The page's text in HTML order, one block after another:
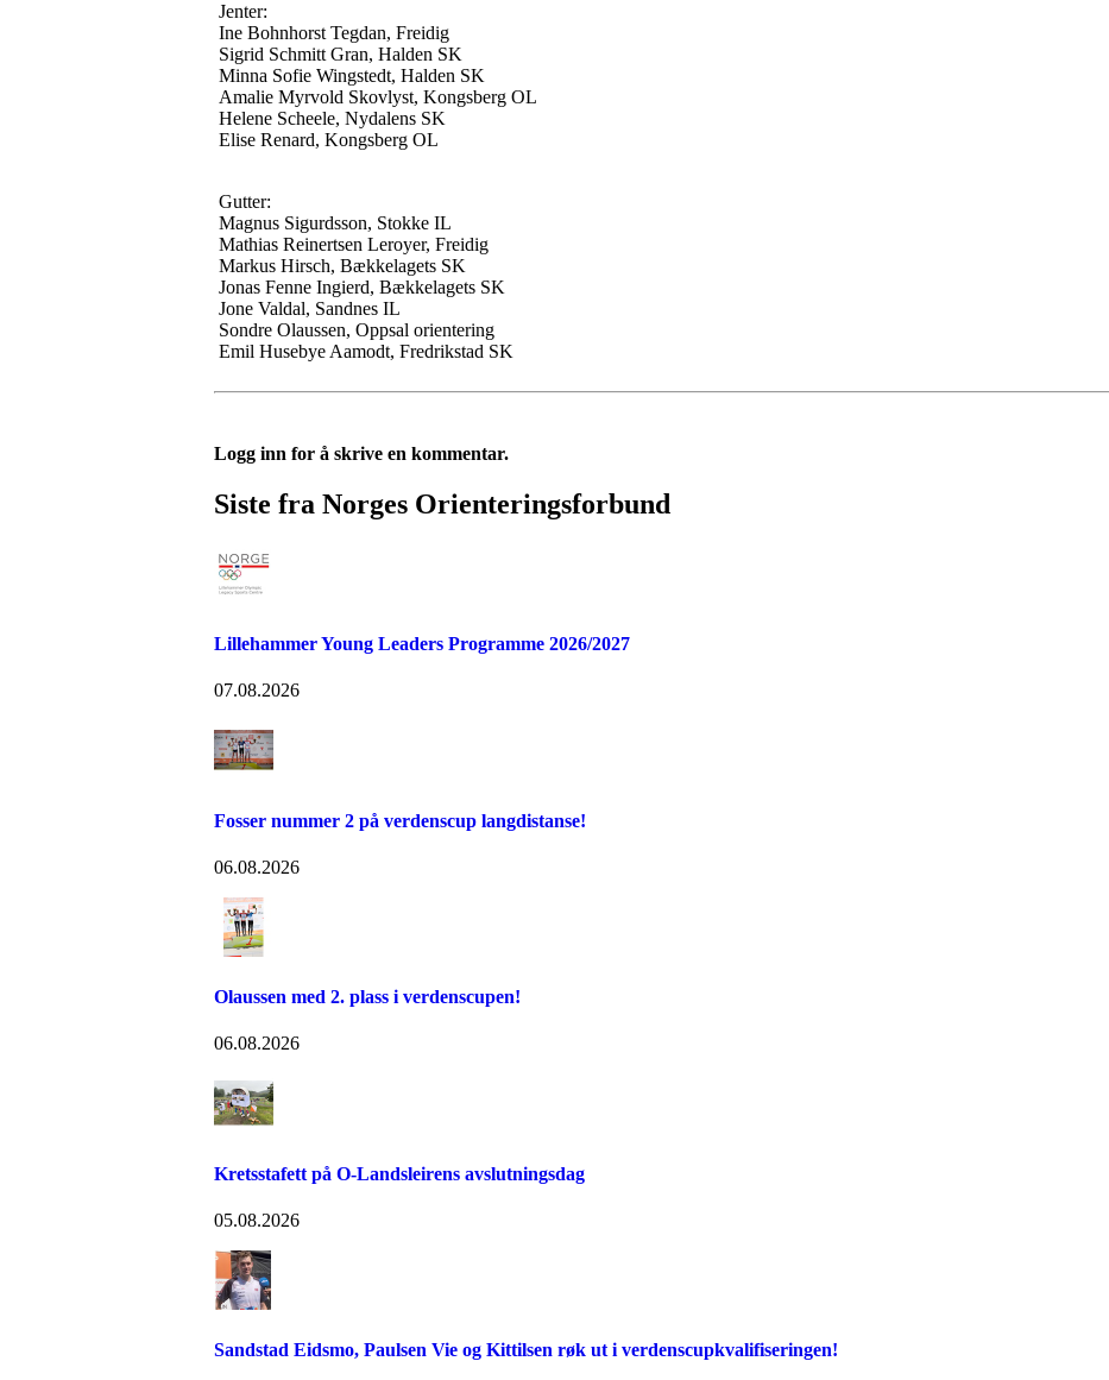
Jenter:
Ine Bohnhorst Tegdan, Freidig
Sigrid Schmitt Gran, Halden SK
Minna Sofie Wingstedt, Halden SK
Amalie Myrvold Skovlyst, Kongsberg OL
Helene Scheele, Nydalens SK
Elise Renard, Kongsberg OL
Gutter:
Magnus Sigurdsson, Stokke IL
Mathias Reinertsen Leroyer, Freidig
Markus Hirsch, Bækkelagets SK
Jonas Fenne Ingierd, Bækkelagets SK
Jone Valdal, Sandnes IL
Sondre Olaussen, Oppsal orientering
Emil Husebye Aamodt, Fredrikstad SK
Logg inn for å skrive en kommentar.
Siste fra Norges Orienteringsforbund
Lillehammer Young Leaders Programme 2026/2027
07.08.2026
Fosser nummer 2 på verdenscup langdistanse!
06.08.2026
Olaussen med 2. plass i verdenscupen!
06.08.2026
Kretsstafett på O-Landsleirens avslutningsdag
05.08.2026
Sandstad Eidsmo, Paulsen Vie og Kittilsen røk ut i verdenscupkvalifiseringen!